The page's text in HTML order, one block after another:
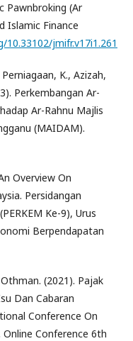
Pawnbroking (Ar
Islamic Finance
jmifr.v17i1.261
K., Azizah,
Perkembangan Ar-
Ar-Rahnu Majlis
(MAIDAM).
Overview On
Persidangan
Ke-9), Urus
Berpendapatan
(2021). Pajak
Dan Cabaran
Conference On
Online Conference 6th